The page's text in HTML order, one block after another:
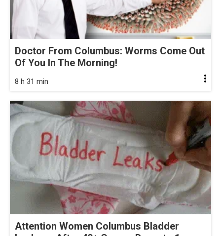
Doctor From Columbus: Worms Come Out
Of You In The Morning!
8 h 31 min
Attention Women Columbus Bladder